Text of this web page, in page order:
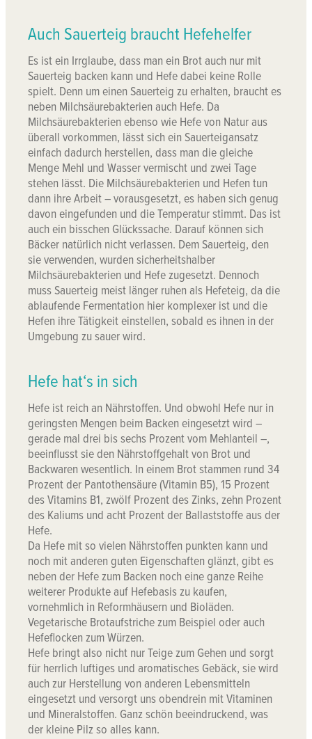
Auch Sauerteig braucht Hefehelfer
Es ist ein Irrglaube, dass man ein Brot auch nur mit
Sauerteig backen kann und Hefe dabei keine Rolle
spielt. Denn um einen Sauerteig zu erhalten, braucht es
neben Milchsäurebakterien auch Hefe. Da
Milchsäurebakterien ebenso wie Hefe von Natur aus
überall vorkommen, lässt sich ein Sauerteigansatz
einfach dadurch herstellen, dass man die gleiche
Menge Mehl und Wasser vermischt und zwei Tage
stehen lässt. Die Milchsäurebakterien und Hefen tun
dann ihre Arbeit – vorausgesetzt, es haben sich genug
davon eingefunden und die Temperatur stimmt. Das ist
auch ein bisschen Glückssache. Darauf können sich
Bäcker natürlich nicht verlassen. Dem Sauerteig, den
sie verwenden, wurden sicherheitshalber
Milchsäurebakterien und Hefe zugesetzt. Dennoch
muss Sauerteig meist länger ruhen als Hefeteig, da die
ablaufende Fermentation hier komplexer ist und die
Hefen ihre Tätigkeit einstellen, sobald es ihnen in der
Umgebung zu sauer wird.
Hefe hat‘s in sich
Hefe ist reich an Nährstoffen. Und obwohl Hefe nur in
geringsten Mengen beim Backen eingesetzt wird –
gerade mal drei bis sechs Prozent vom Mehlanteil –,
beeinflusst sie den Nährstoffgehalt von Brot und
Backwaren wesentlich. In einem Brot stammen rund 34
Prozent der Pantothensäure (Vitamin B5), 15 Prozent
des Vitamins B1, zwölf Prozent des Zinks, zehn Prozent
des Kaliums und acht Prozent der Ballaststoffe aus der
Hefe.
Da Hefe mit so vielen Nährstoffen punkten kann und
noch mit anderen guten Eigenschaften glänzt, gibt es
neben der Hefe zum Backen noch eine ganze Reihe
weiterer Produkte auf Hefebasis zu kaufen,
vornehmlich in Reformhäusern und Bioläden.
Vegetarische Brotaufstriche zum Beispiel oder auch
Hefeflocken zum Würzen.
Hefe bringt also nicht nur Teige zum Gehen und sorgt
für herrlich luftiges und aromatisches Gebäck, sie wird
auch zur Herstellung von anderen Lebensmitteln
eingesetzt und versorgt uns obendrein mit Vitaminen
und Mineralstoffen. Ganz schön beeindruckend, was
der kleine Pilz so alles kann.